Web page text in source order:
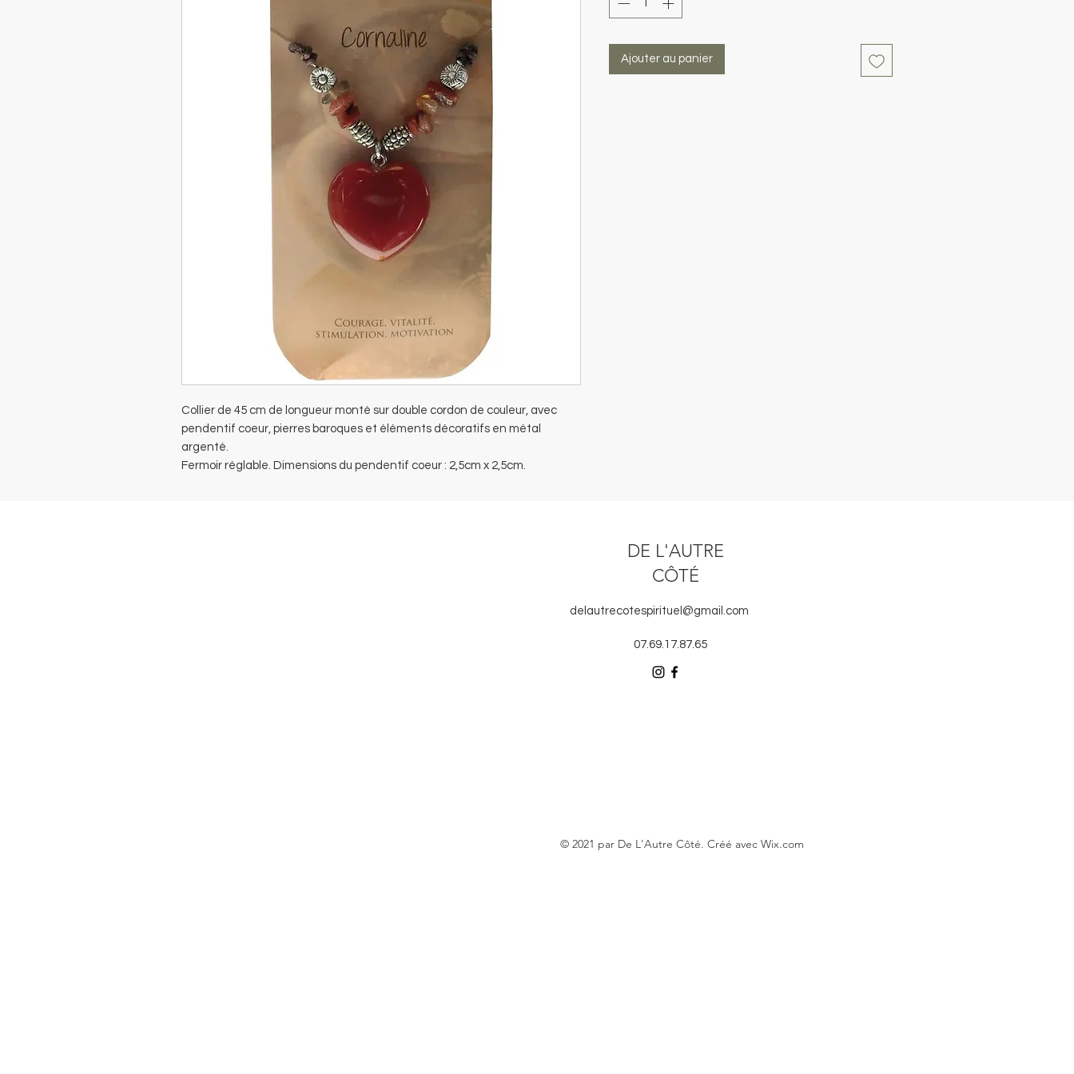
Collier de 45 cm de longueur monté sur double cordon de couleur, avec
pendentif coeur, pierres baroques et éléments décoratifs en métal
argenté.
Fermoir réglable. Dimensions du pendentif coeur : 2,5cm x 2,5cm.
Ajouter au panier
DE L'AUTRE
CÔTÉ
delautrecotespirituel@gmail.com
07.69.17.87.65
© 2021 par De L'Autre Côté. Créé avec Wix.com